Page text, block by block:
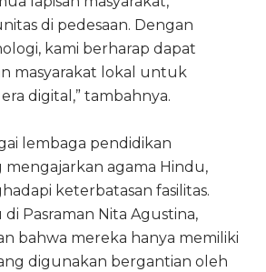
di pedesaan. Dengan
kami berharap dapat
masyarakat lokal untuk
digital,” tambahnya.
lembaga pendidikan
agama Hindu,
keterbatasan fasilitas.
Pasraman Nita Agustina,
bahwa mereka hanya memiliki
digunakan bergantian oleh